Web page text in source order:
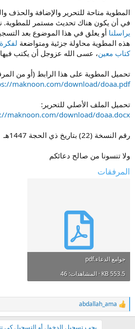
المطوية متاحة للتحرير والإضافة والحذف
في أن يكون هناك تحديث مستمر للمطوية.
يراسلنا أو يعلق في هذا الموضوع بعد
هذه المطوية محاولة جزئية ومتواضعة
كتاب معين، عسى الله عزوجل أن يكتب فيها
تحميل المطوية على هذا الرابط (أو من
maknoon.com/download/doaa.pdf
تحميل الملف الأصلي للتحرير:
maknoon.com/download/doaa.docx
رقم النسخة (22) بتاريخ ذي الحجة 1447هـ
ولا تنسونا من صالح دعائكم
المرفقات
جوامع الدعاء.pdf
553.5 KB · المشاهدات: 46
ا
ل
abdallah_ama
يجب تسجيل الدخول أو التسجيل كي